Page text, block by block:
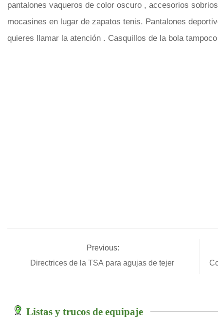
pantalones vaqueros de color oscuro , accesorios
mocasines en lugar de zapatos tenis. Pantalones
quieres llamar la atención . Casquillos de la bola
Previous:
Directrices de la TSA para agujas de tejer
Listas y trucos de equipaje